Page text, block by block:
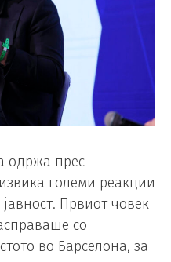
одржа прес
големи реакции
Првиот човек
со
во Барселона, за